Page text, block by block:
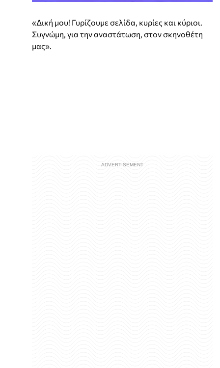
«Δική μου! Γυρίζουμε σελίδα, κυρίες και κύριοι.
Συγνώμη, για την αναστάτωση, στον σκηνοθέτη
μας».